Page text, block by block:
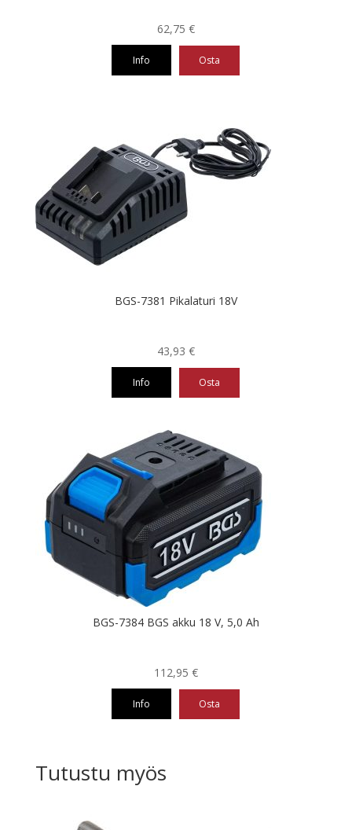
62,75 €
Info Osta
BGS-7381 Pikalaturi 18V
43,93 €
Info Osta
BGS-7384 BGS akku 18 V, 5,0 Ah
112,95 €
Info Osta
Tutustu myös